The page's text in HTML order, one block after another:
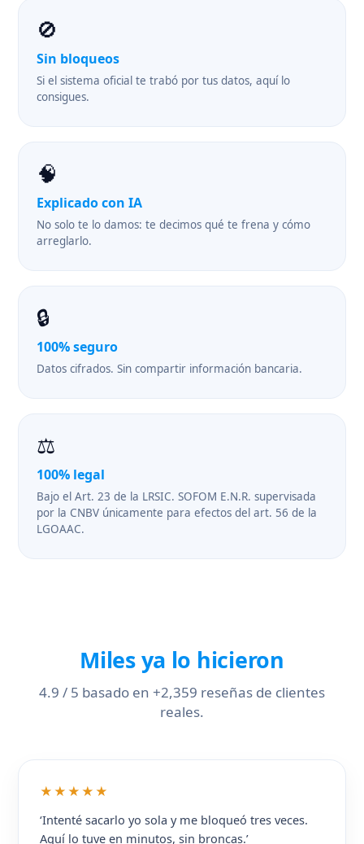
🚫
Sin bloqueos
Si el sistema oficial te trabó por tus datos, aquí lo
consigues.
🧠
Explicado con IA
No solo te lo damos: te decimos qué te frena y cómo
arreglarlo.
🔒
100% seguro
Datos cifrados. Sin compartir información bancaria.
⚖️
100% legal
Bajo el Art. 23 de la LRSIC. SOFOM E.N.R. supervisada
por la CNBV únicamente para efectos del art. 56 de la
LGOAAC.
Miles ya lo hicieron
4.9 / 5 basado en +2,359 reseñas de clientes
reales.
★★★★★
‘Intenté sacarlo yo sola y me bloqueó tres veces.
Aquí lo tuve en minutos, sin broncas.’